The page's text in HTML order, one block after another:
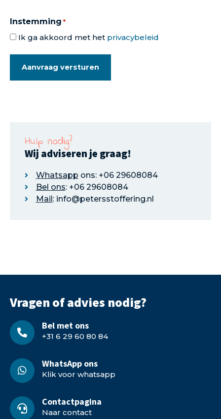
Instemming *
Ik ga akkoord met het privacybeleid
Hulp nodig?
Wij adviseren je graag!
Whatsapp ons: +06 29608084
Bel ons: +06 29608084
Mail: info@petersstoffering.nl
Vragen of advies nodig?
Bel met ons
+31 6 29 60 80 84
WhatsApp ons
Klik voor whatsapp
Contactpagina
Naar contact